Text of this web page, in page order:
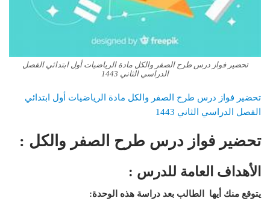
تحضير فواز درس طرح الصفر والكل مادة الرياضيات أول ابتدائي الفصل
الدراسي الثاني 1443
تحضير فواز درس طرح الصفر والكل مادة الرياضيات أول ابتدائي
الفصل الدراسي الثاني 1443
تحضير فواز درس طرح الصفر والكل :
الأهداف العامة للدرس :
يتوقع منك أيها الطالب بعد دراسة هذه الوحدة: